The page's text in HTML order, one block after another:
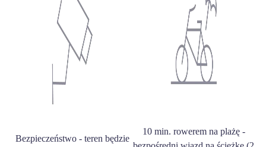
Bezpieczeństwo - teren będzie
10 min. rowerem na plażę -